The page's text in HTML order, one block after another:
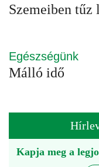
Szemeiben tűz
Egészségünk
Málló idő
Kapja meg a